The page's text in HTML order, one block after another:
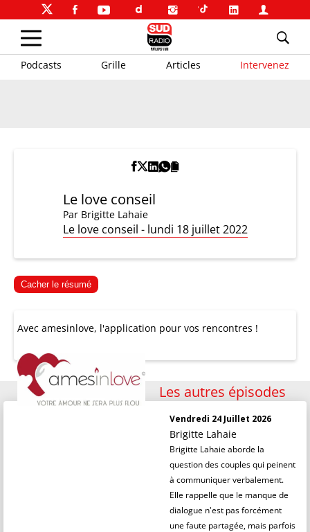
Podcasts Grille Articles Intervenez
Le love conseil
Par Brigitte Lahaie
Le love conseil - lundi 18 juillet 2022
Cacher le résumé
Avec amesinlove, l'application pour vos rencontres !
Les autres épisodes
Vendredi 24 Juillet 2026
Brigitte Lahaie
Brigitte Lahaie aborde la
question des couples qui peinent
à communiquer verbalement.
Elle rappelle que le manque de
dialogue n'est pas forcément
une faute partagée, mais parfois